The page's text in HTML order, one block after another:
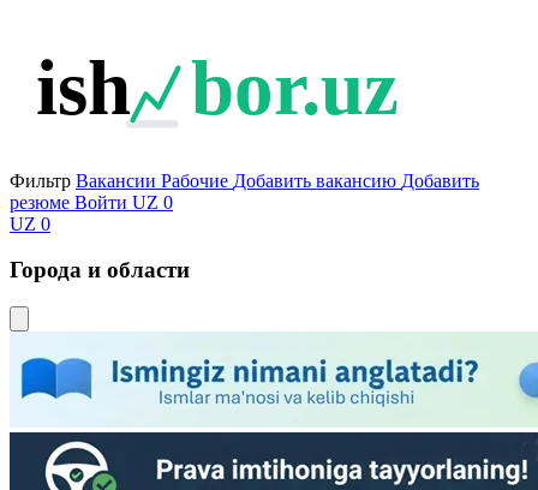
ish bor.uz
Фильтр Вакансии Рабочие Добавить вакансию Добавить
резюме Войти UZ 0
UZ 0
Города и области